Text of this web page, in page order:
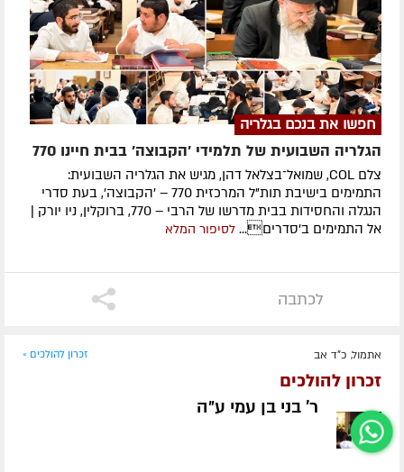
חפשו את בנכם בגלריה
הגלריה השבועית של תלמידי 'הקבוצה' בבית חיינו 770
צלם COL, שמואל־בצלאל דהן, מגיש את הגלריה השבועית:
התמימים בישיבת תות"ל המרכזית 770 – 'הקבוצה', בעת סדרי
הנגלה והחסידות בבית מדרשו של הרבי – 770, ברוקלין, ניו יורק |
אל התמימים ב'סדרים... לסיפור המלא
לכתבה
אתמול, כ"ד אב זכרון להולכים »
זכרון להולכים
ר' בני בן עמי ע״ה